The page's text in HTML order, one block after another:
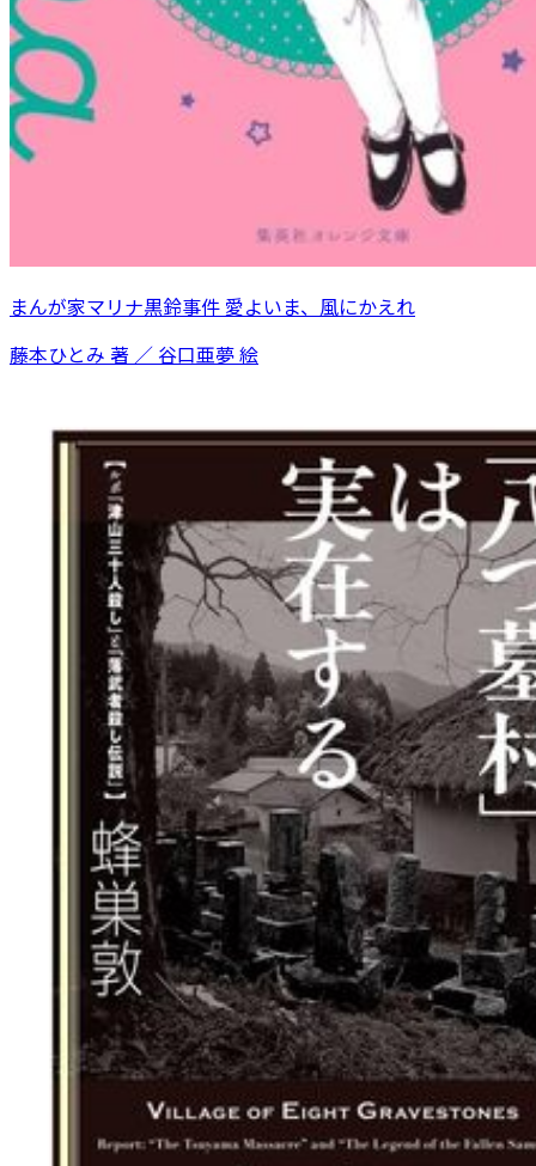
まんが家マリナ黒鈴事件 愛よいま、風にかえれ
藤本ひとみ 著 ／ 谷口亜夢 絵